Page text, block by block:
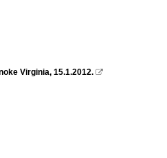
Virginia, 15.1.2012. 